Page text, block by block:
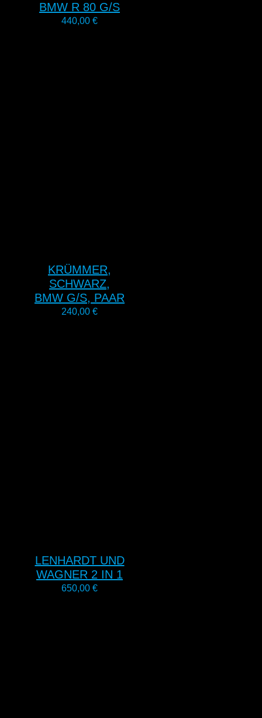
BMW R 80 G/S
440,00 €
KRÜMMER,
SCHWARZ,
BMW G/S, PAAR
240,00 €
LENHARDT UND
WAGNER 2 IN 1
650,00 €